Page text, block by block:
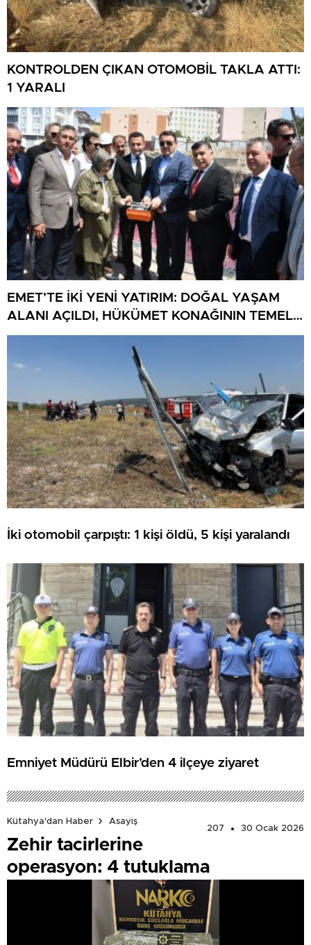
KONTROLDEN ÇIKAN OTOMOBİL TAKLA ATTI:
1 YARALI
EMET’TE İKİ YENİ YATIRIM: DOĞAL YAŞAM
ALANI AÇILDI, HÜKÜMET KONAĞININ TEMELİ
ATILDI
İki otomobil çarpıştı: 1 kişi öldü, 5 kişi yaralandı
Emniyet Müdürü Elbir’den 4 ilçeye ziyaret
Kütahya'dan Haber
Asayiş
207
30 Ocak 2026
Zehir tacirlerine
operasyon: 4 tutuklama